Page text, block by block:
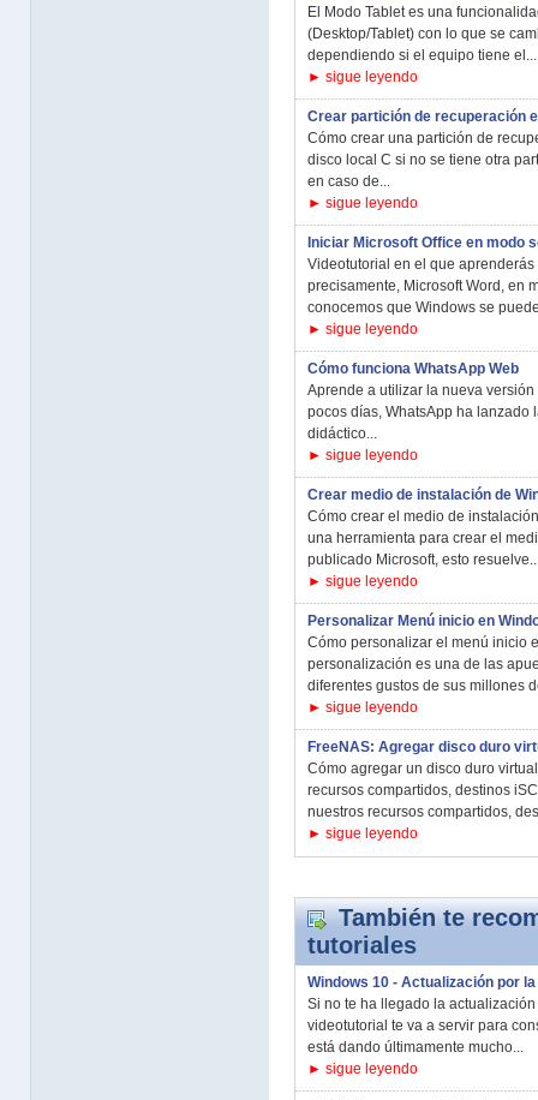
El Modo Tablet es una
(Desktop/Tablet) con lo que se
dependiendo si el equipo tiene el...
► sigue leyendo
Crear partición de recuperación
Cómo crear una partición de
disco local C si no se tiene otra
en caso de...
► sigue leyendo
Iniciar Microsoft Office en modo
Videotutorial en el que
precisamente, Microsoft Word, en
conocemos que Windows se
► sigue leyendo
Cómo funciona WhatsApp Web
Aprende a utilizar la nueva
pocos días, WhatsApp ha lanzado
didáctico...
► sigue leyendo
Crear medio de instalación de
Cómo crear el medio de
una herramienta para crear el
publicado Microsoft, esto
► sigue leyendo
Personalizar Menú inicio en
Cómo personalizar el menú inicio
personalización es una de las
diferentes gustos de sus millones
► sigue leyendo
FreeNAS: Agregar disco duro
Cómo agregar un disco duro
recursos compartidos, destinos
nuestros recursos compartidos,
► sigue leyendo
También te
tutoriales
Windows 10 - Actualización por
Si no te ha llegado la
videotutorial te va a servir para
está dando últimamente mucho...
► sigue leyendo